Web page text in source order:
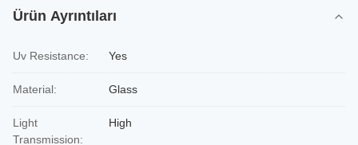
Ürün Ayrıntıları
Uv Resistance: Yes
Material: Glass
Light
Transmission:
High